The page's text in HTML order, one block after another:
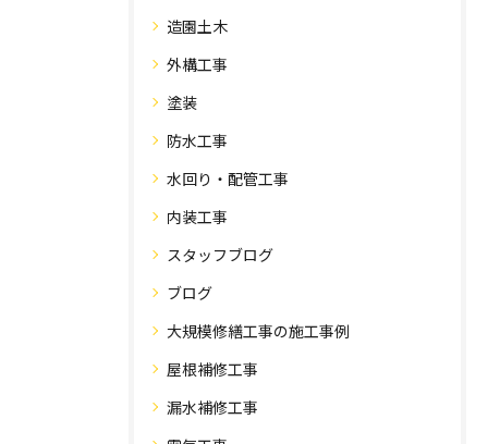
造園土木
外構工事
塗装
防水工事
水回り・配管工事
内装工事
スタッフブログ
ブログ
大規模修繕工事の施工事例
屋根補修工事
漏水補修工事